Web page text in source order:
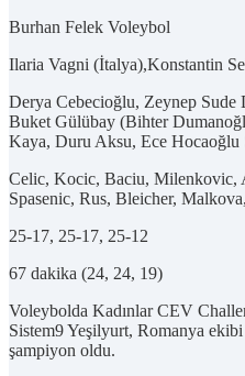
Burhan Felek Voleybol
Ilaria Vagni (İtalya),Konstantin
Derya Cebecioğlu, Zeynep Sude
Buket Gülübay (Bihter
Kaya, Duru Aksu, Ece Hocaoğlu
Celic, Kocic, Baciu, Milenkovic,
Spasenic, Rus, Bleicher,
25-17, 25-17, 25-12
67 dakika (24, 24, 19)
Voleybolda Kadınlar CEV
Sistem9 Yeşilyurt, Romanya
şampiyon oldu.